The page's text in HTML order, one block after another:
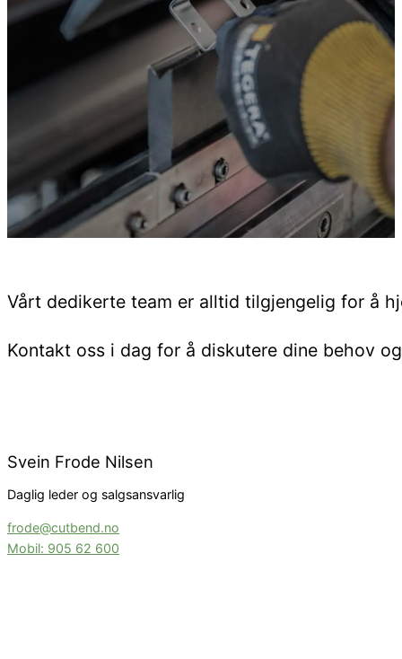
Adresse
elin@cutbend.no
Vårt dedikerte team er alltid tilgjengelig for å
Kontakt oss i dag for å diskutere dine behov
Svein Frode Nilsen
Daglig leder og salgsansvarlig
frode@cutbend.no
Mobil: 905 62 600